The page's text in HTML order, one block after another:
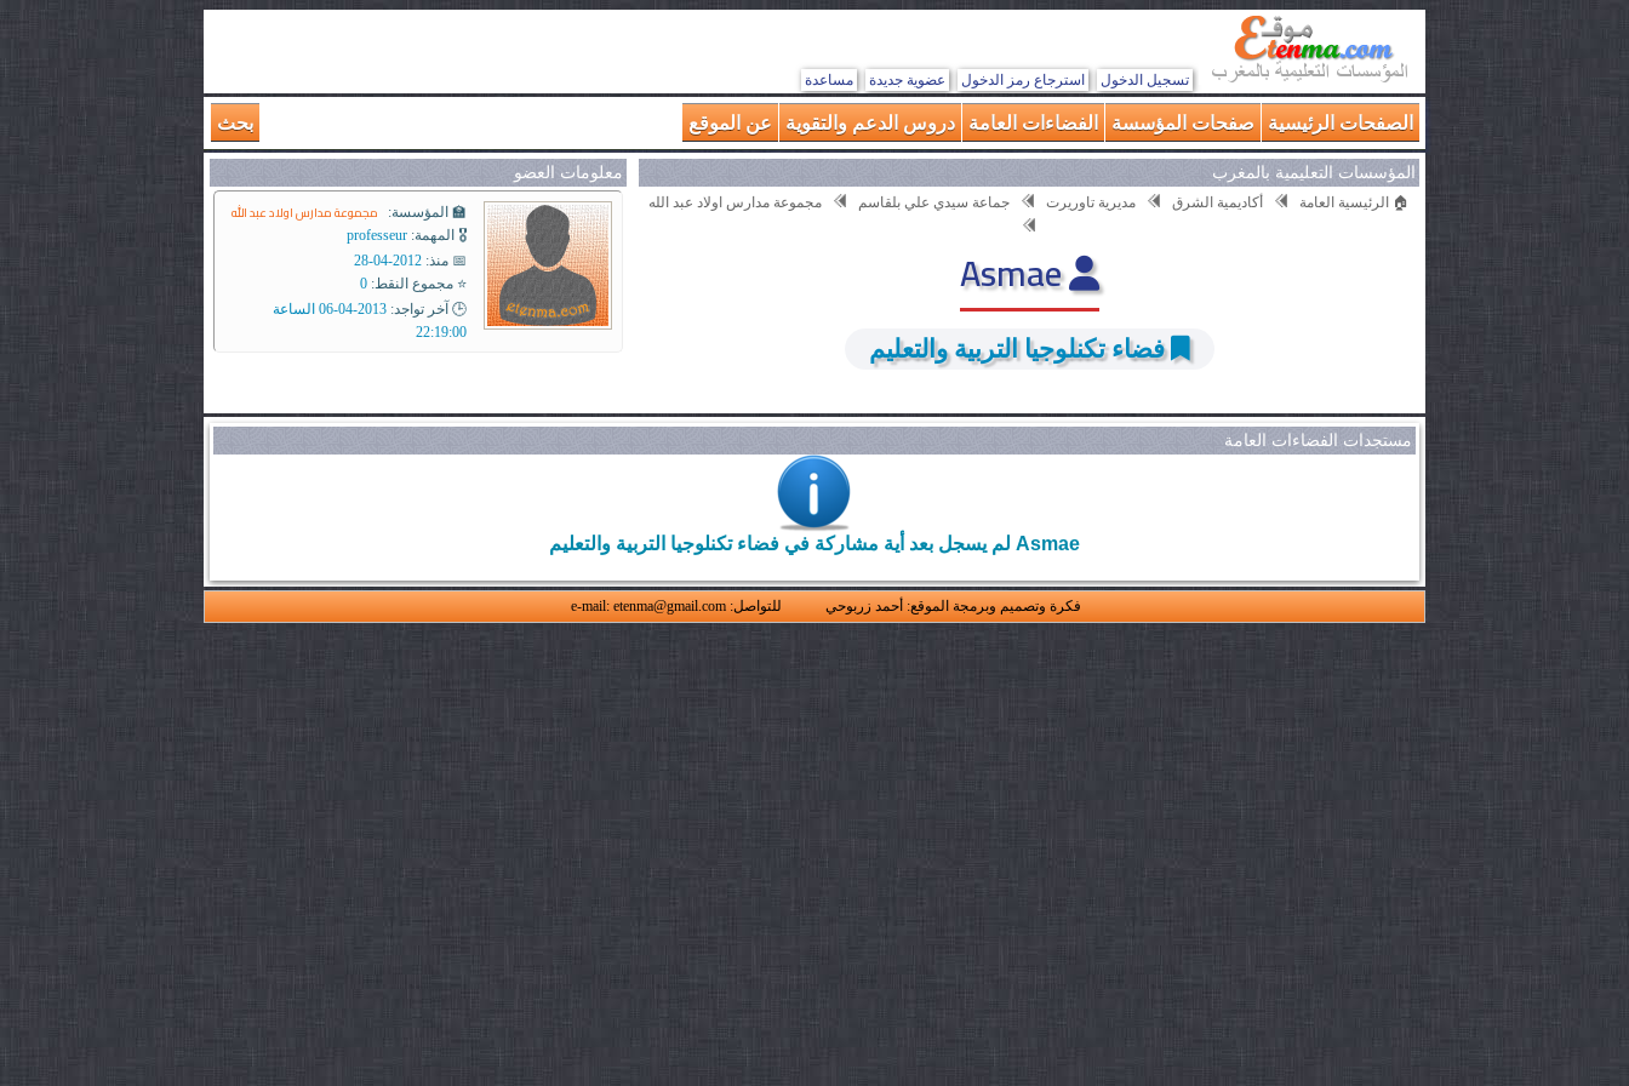
تسجيل الدخول استرجاع رمز الدخول عضوية جديدة مساعدة
الصفحات الرئيسية صفحات المؤسسة الفضاءات العامة دروس الدعم والتقوية عن الموقع بحث
المؤسسات التعليمية بالمغرب
🏠 الرئيسية العامة أكاديمية الشرق مديرية تاوريرت جماعة سيدي علي بلقاسم مجموعة مدارس اولاد عبد الله
Asmae
فضاء تكنلوجيا التربية والتعليم
معلومات العضو
🏫 المؤسسة: مجموعة مدارس اولاد عبد الله
🎖️ المهمة: professeur
📅 منذ: 2012-04-28
⭐ مجموع النقط: 0
🕒 آخر تواجد:
2013-04-06 الساعة
22:19:00
مستجدات الفضاءات العامة
Asmae لم يسجل بعد أية مشاركة في فضاء تكنلوجيا التربية والتعليم
فكرة وتصميم وبرمجة الموقع: أحمد زربوحي للتواصل: e-mail: etenma@gmail.com